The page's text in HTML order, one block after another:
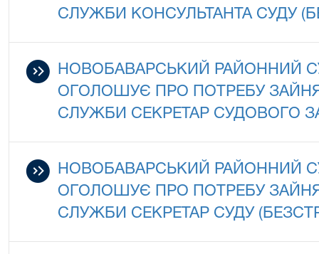
СЛУЖБИ КОНСУЛЬТАНТА СУДУ
НОВОБАВАРСЬКИЙ РАЙОННИЙ
ОГОЛОШУЄ ПРО ПОТРЕБУ
СЛУЖБИ СЕКРЕТАР СУДОВОГО
НОВОБАВАРСЬКИЙ РАЙОННИЙ
ОГОЛОШУЄ ПРО ПОТРЕБУ
СЛУЖБИ СЕКРЕТАР СУДУ